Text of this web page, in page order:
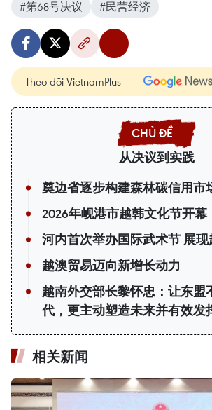
#第68号决议 #民营经济
Theo dõi VietnamPlus
从决议到实践
奠边省逐步构建森林碳信用市
2026年岘港市越韩文化节开幕
河内首次举办国际武术节 展
越澳贸易迈向新增长动力
越南外交部长黎怀忠：让东盟
代，更主动塑造未来并有效发
相关新闻